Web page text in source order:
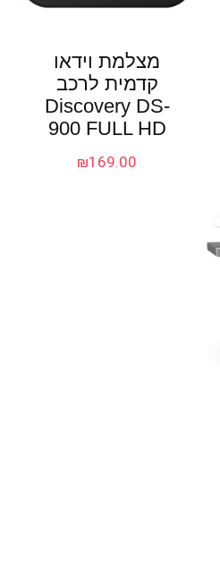
מצלמת וידאו
קדמית לרכב
Discovery DS-
900 FULL HD
₪169.00